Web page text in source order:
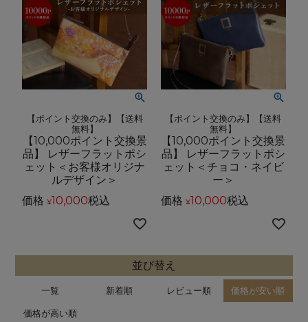
【ポイント交換のみ】【送料
無料】
【10,000ポイント交換景
品】 レザーフラットポシ
ェット＜お客様オリジナ
ルデザイン＞
価格 ¥10,000税込
【ポイント交換のみ】【送料
無料】
【10,000ポイント交換景
品】 レザーフラットポシ
ェット＜チョコ・ネイビ
ー＞
価格 ¥10,000税込
並び替え
一覧 新着順 レビュー順 価格が安い順
価格が高い順